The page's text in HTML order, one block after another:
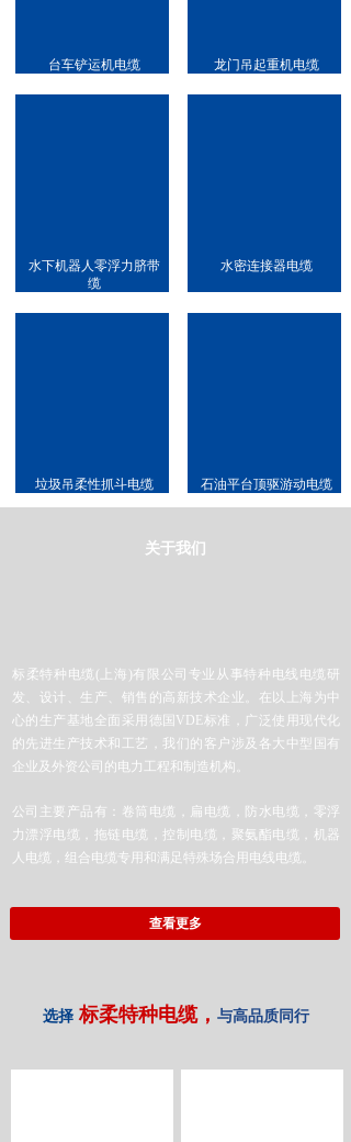
台车铲运机电缆 龙门吊起重机电缆
水下机器人零浮力脐带
缆
水密连接器电缆
垃圾吊柔性抓斗电缆 石油平台顶驱游动电缆
关于我们
标柔特种电缆(上海)有限公司专业从事特种电线电缆研
发、设计、生产、销售的高新技术企业。在以上海为中
心的生产基地全面采用德国VDE标准，广泛使用现代化
的先进生产技术和工艺，我们的客户涉及各大中型国有
企业及外资公司的电力工程和制造机构。
公司主要产品有：卷筒电缆，扁电缆，防水电缆，零浮
力漂浮电缆，拖链电缆，控制电缆，聚氨酯电缆，机器
人电缆，组合电缆专用和满足特殊场合用电线电缆。
查看更多
选择标柔特种电缆， 与高品质同行